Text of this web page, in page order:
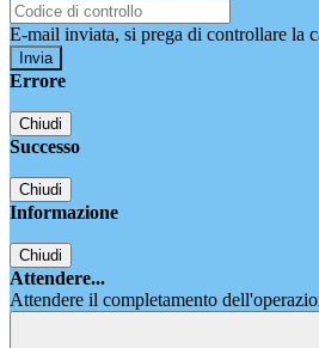
E-mail inviata, si prega di controllare la
Errore
Chiudi
Successo
Chiudi
Informazione
Chiudi
Attendere...
Attendere il completamento